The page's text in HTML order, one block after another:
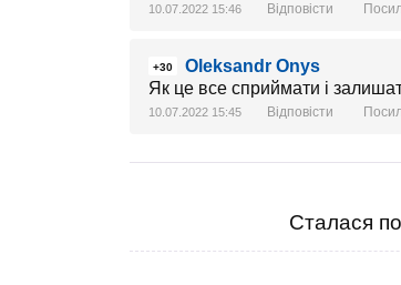
10.07.2022 15:46 Відповісти
+30
Oleksandr Onys
Як це все сприймати і
10.07.2022 15:45 Відповісти
Сталася